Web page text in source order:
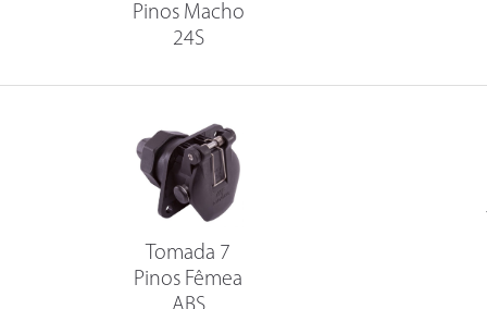
Pinos Macho
24S
Tomada 7
Pinos Fêmea